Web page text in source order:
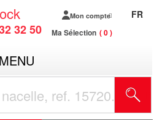
32 50
Mon compte
Ma Sélection 0
FR
MENU